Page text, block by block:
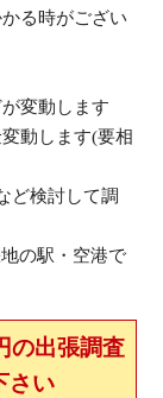
る時がござい
変動します
動します(要相
ど検討して調
の駅・空港で
の出張調査
さい